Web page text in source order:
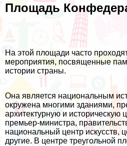
Площадь
На этой площади часто
мероприятия, посвященные
истории страны.
Она является национальным
окружена многими зданиями,
архитектурную и историческую
премьер-министра,
национальный центр искусств,
другие. В центре треугольной